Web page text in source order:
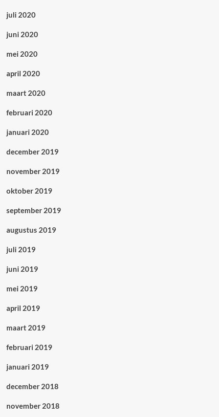
juli 2020
juni 2020
mei 2020
april 2020
maart 2020
februari 2020
januari 2020
december 2019
november 2019
oktober 2019
september 2019
augustus 2019
juli 2019
juni 2019
mei 2019
april 2019
maart 2019
februari 2019
januari 2019
december 2018
november 2018